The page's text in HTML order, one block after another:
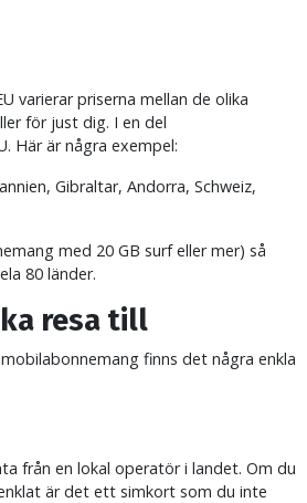
varierar priserna mellan de olika
för just dig. I en del
Här är några exempel:
Gibraltar, Andorra, Schweiz,
med 20 GB surf eller mer) så
80 länder.
resa till
finns det några enkla
från en lokal operatör i landet. Om du
är det ett simkort som du inte